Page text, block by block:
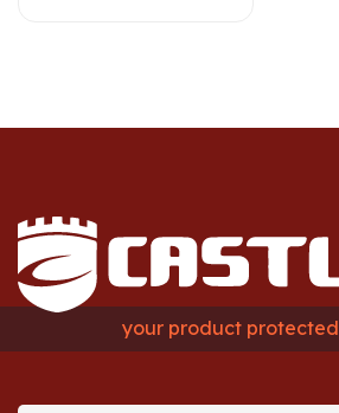
your product protected